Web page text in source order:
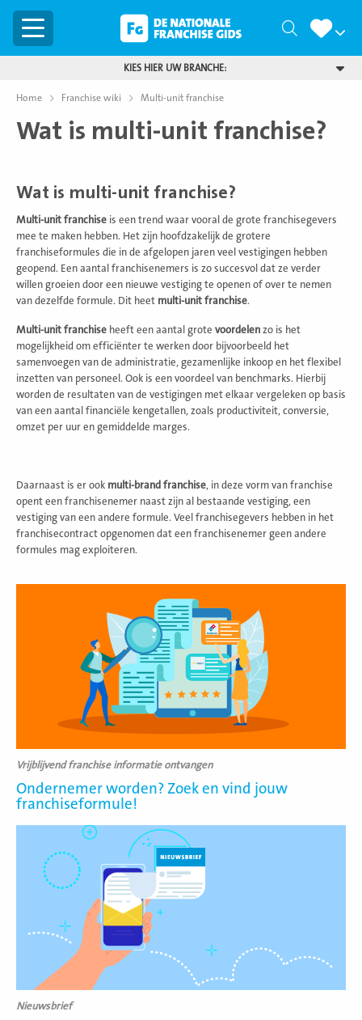
Menu Zoeken
KIES HIER UW BRANCHE:
Home Franchise wiki Multi-unit franchise
Wat is multi-unit franchise?
Wat is multi-unit franchise?
Multi-unit franchise is een trend waar vooral de grote franchisegevers
mee te maken hebben. Het zijn hoofdzakelijk de grotere
franchiseformules die in de afgelopen jaren veel vestigingen hebben
geopend. Een aantal franchisenemers is zo succesvol dat ze verder
willen groeien door een nieuwe vestiging te openen of over te nemen
van dezelfde formule. Dit heet multi-unit franchise.
Multi-unit franchise heeft een aantal grote voordelen zo is het
mogelijkheid om efficiënter te werken door bijvoorbeeld het
samenvoegen van de administratie, gezamenlijke inkoop en het flexibel
inzetten van personeel. Ook is een voordeel van benchmarks. Hierbij
worden de resultaten van de vestigingen met elkaar vergeleken op basis
van een aantal financiële kengetallen, zoals productiviteit, conversie,
omzet per uur en gemiddelde marges.
Daarnaast is er ook multi-brand franchise, in deze vorm van franchise
opent een franchisenemer naast zijn al bestaande vestiging, een
vestiging van een andere formule. Veel franchisegevers hebben in het
franchisecontract opgenomen dat een franchisenemer geen andere
formules mag exploiteren.
Vrijblijvend franchise informatie ontvangen
Ondernemer worden? Zoek en vind jouw
franchiseformule!
Nieuwsbrief